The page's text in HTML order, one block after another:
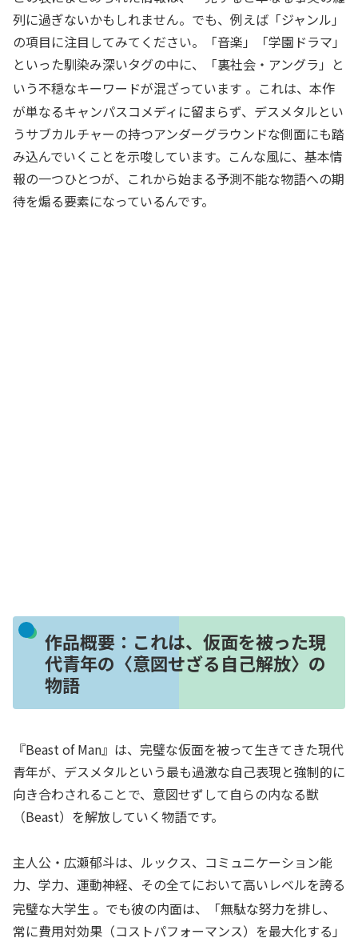
列に過ぎないかもしれません。でも、例えば「ジャンル」
の項目に注目してみてください。「音楽」「学園ドラマ」
といった馴染み深いタグの中に、「裏社会・アングラ」と
いう不穏なキーワードが混ざっています 。これは、本作
が単なるキャンパスコメディに留まらず、デスメタルとい
うサブカルチャーの持つアンダーグラウンドな側面にも踏
み込んでいくことを示唆しています。こんな風に、基本情
報の一つひとつが、これから始まる予測不能な物語への期
待を煽る要素になっているんです。
作品概要：これは、仮面を被った現
代青年の〈意図せざる自己解放〉の
物語
『Beast of Man』は、完璧な仮面を被って生きてきた現代
青年が、デスメタルという最も過激な自己表現と強制的に
向き合わされることで、意図せずして自らの内なる獣
（Beast）を解放していく物語です。
主人公・広瀬郁斗は、ルックス、コミュニケーション能
力、学力、運動神経、その全てにおいて高いレベルを誇る
完璧な大学生 。でも彼の内面は、「無駄な努力を排し、
常に費用対効果（コストパフォーマンス）を最大化する」